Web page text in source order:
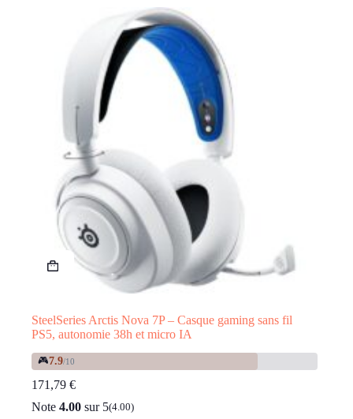
SteelSeries Arctis Nova 7P – Casque gaming sans fil
PS5, autonomie 38h et micro IA
🎮7.9/10
171,79 €
Note 4.00 sur 5(4.00)